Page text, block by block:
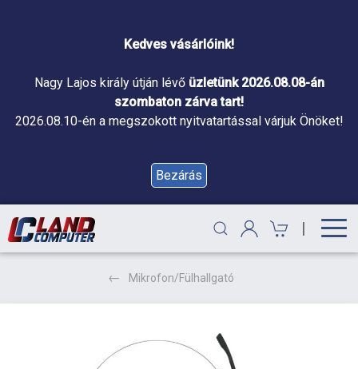
Kedves vásárlóink!
Nagy Lajos király útján lévő üzletünk 2026.08.08-án
szombaton zárva tart!
2026.08.10-én a megszokott nyitvatartással várjuk Önöket!
Bezárás
|
Mikrofon/Fülhallgató